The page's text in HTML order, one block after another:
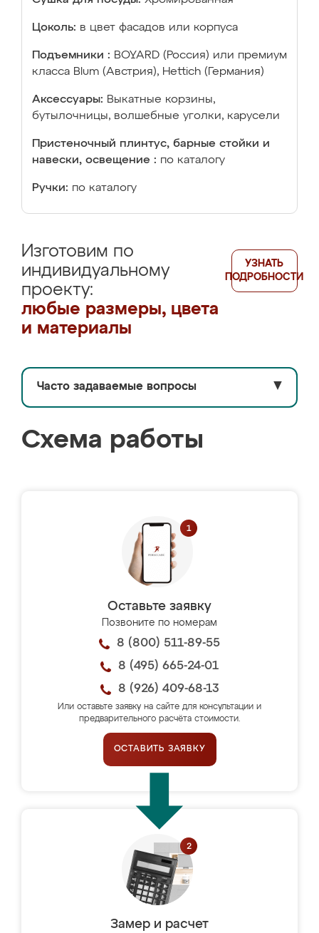
Цоколь: в цвет фасадов или корпуса
Подъемники : BOYARD (Россия) или премиум
класса Blum (Австрия), Hettich (Германия)
Аксессуары: Выкатные корзины,
бутылочницы, волшебные уголки, карусели
Пристеночный плинтус, барные стойки и
навески, освещение : по каталогу
Ручки: по каталогу
Изготовим по
индивидуальному
проекту:
любые размеры, цвета
и материалы
УЗНАТЬ
ПОДРОБНОСТИ
Часто задаваемые вопросы ▼
Схема работы
Оставьте заявку
Позвоните по номерам
8 (800) 511-89-55
8 (495) 665-24-01
8 (926) 409-68-13
Или оставьте заявку на сайте для консультации и
предварительного расчёта стоимости.
ОСТАВИТЬ ЗАЯВКУ
Замер и расчет